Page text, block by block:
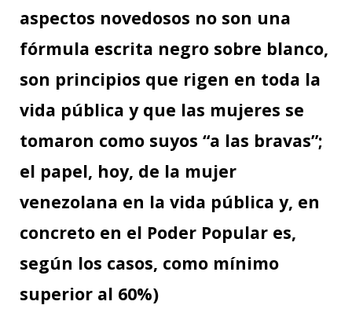
aspectos novedosos no son una
fórmula escrita negro sobre blanco,
son principios que rigen en toda la
vida pública y que las mujeres se
tomaron como suyos “a las bravas”;
el papel, hoy, de la mujer
venezolana en la vida pública y, en
concreto en el Poder Popular es,
según los casos, como mínimo
superior al 60%)